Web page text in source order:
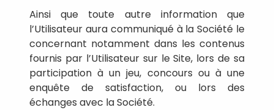
Ainsi que toute autre information que
l’Utilisateur aura communiqué à la Société le
concernant notamment dans les contenus
fournis par l’Utilisateur sur le Site, lors de sa
participation à un jeu, concours ou à une
enquête de satisfaction, ou lors des
échanges avec la Société.